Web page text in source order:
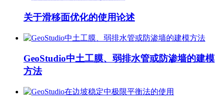
关于滑移面优化的使用论述
GeoStudio中土工膜、弱排水管或防渗墙的建模
方法